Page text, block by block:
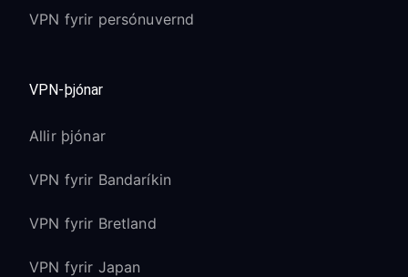
VPN fyrir persónuvernd
VPN-þjónar
Allir þjónar
VPN fyrir Bandaríkin
VPN fyrir Bretland
VPN fyrir Japan